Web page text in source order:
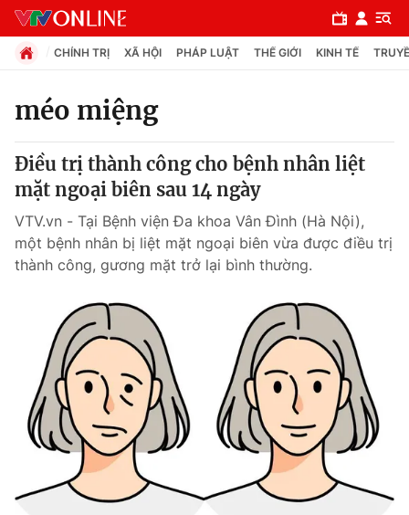
Chuyên mục
Chính trị
Xã hội
Thế giới
Tin tức
Thế giới đó đây
Câu chuyện quốc tế
Kinh tế
Tài chính
Dữ liệu và đời sống
CHÍNH TRỊ XÃ HỘI PHÁP LUẬT THẾ GIỚI KINH TẾ
méo miệng
Điều trị thành công cho bệnh nhân liệt
mặt ngoại biên sau 14 ngày
VTV.vn - Tại Bệnh viện Đa khoa Vân Đình (Hà Nội),
một bệnh nhân bị liệt mặt ngoại biên vừa được điều trị
thành công, gương mặt trở lại bình thường.